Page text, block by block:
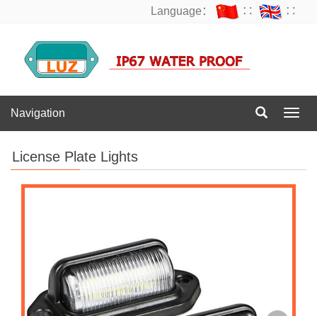
Language： ∷ ∷
Navigation
License Plate Lights